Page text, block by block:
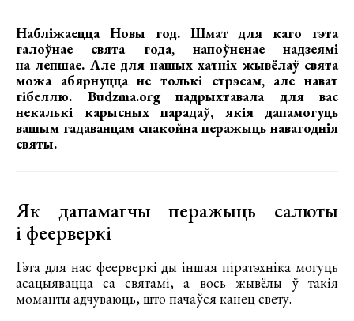
Набліжаецца Новы год. Шмат для каго гэта
галоўнае свята года, напоўненае надзеямі
на лепшае. Але для нашых хатніх жывёлаў свята
можа абярнуцца не толькі стрэсам, але нават
гібеллю. Budzma.org падрыхтавала для вас
некалькі карысных парадаў, якія дапамогуць
вашым гадаванцам спакойна перажыць навагоднія
святы.
Як дапамагчы перажыць салюты
і феерверкі
Гэта для нас феерверкі ды іншая піратэхніка могуць
асацыявацца са святамі, а вось жывёлы ў такія
моманты адчуваюць, што пачаўся канец свету.